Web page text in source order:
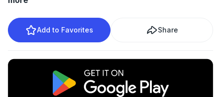
Add to Favorites Share